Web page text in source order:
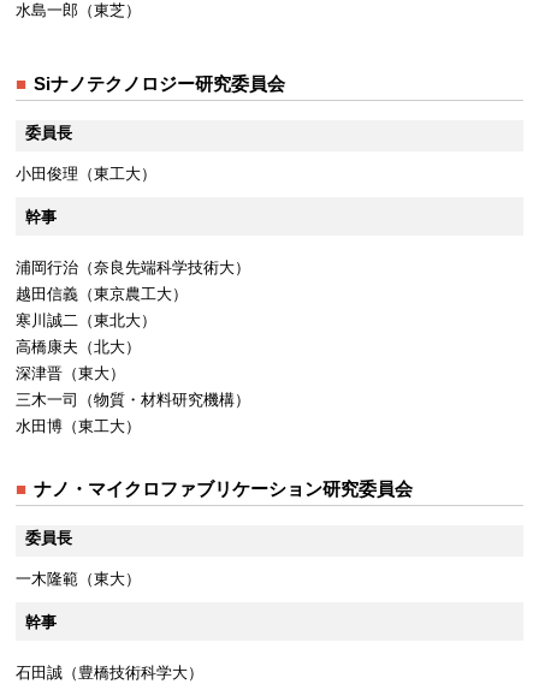
水島一郎（東芝）
Siナノテクノロジー研究委員会
委員長
小田俊理（東工大）
幹事
浦岡行治（奈良先端科学技術大）
越田信義（東京農工大）
寒川誠二（東北大）
高橋康夫（北大）
深津晋（東大）
三木一司（物質・材料研究機構）
水田博（東工大）
ナノ・マイクロファブリケーション研究委員会
委員長
一木隆範（東大）
幹事
石田誠（豊橋技術科学大）